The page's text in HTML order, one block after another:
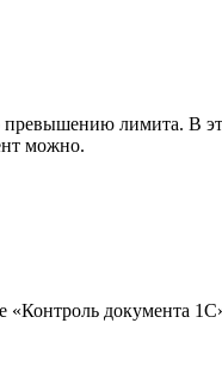
лимита. В
можно.
«Контроль документа